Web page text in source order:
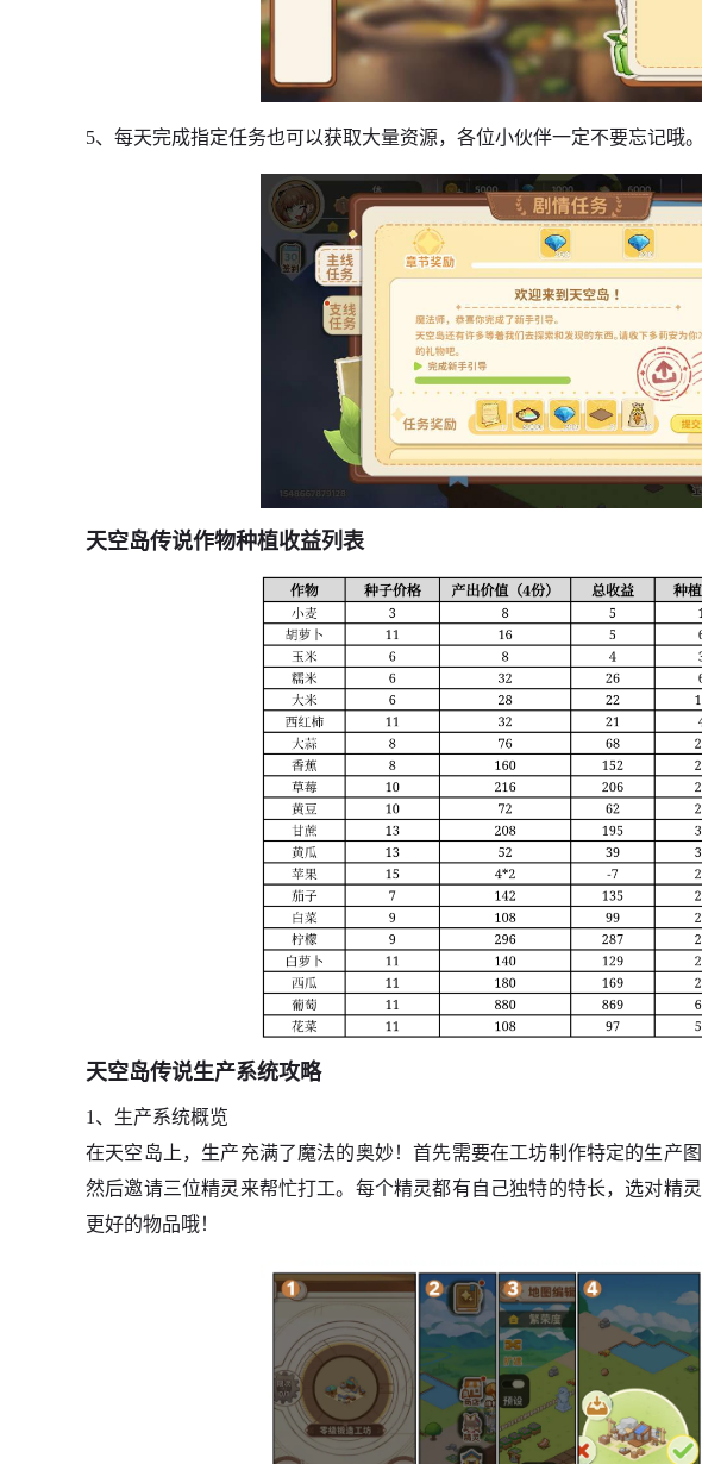
5、每天完成指定任务也可以获取大量资源，各位小伙伴一定不要忘记哦。
天空岛传说作物种植收益列表
天空岛传说生产系统攻略
1、生产系统概览
在天空岛上，生产充满了魔法的奥妙！首先需要在工坊制作特定的生产
然后邀请三位精灵来帮忙打工。每个精灵都有自己独特的特长，选对精
更好的物品哦！